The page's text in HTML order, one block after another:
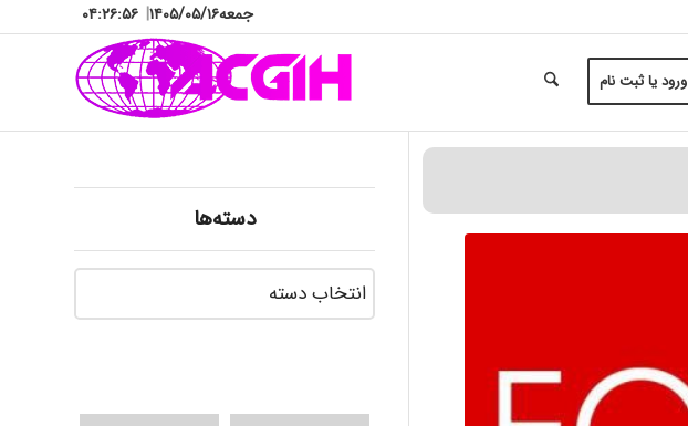
جمعه۱۴۰۵/۰۵/۱۶| ۰۴:۲۶:۵۸
ورود یا ثبت نام
دسته‌ها
دسته‌ها